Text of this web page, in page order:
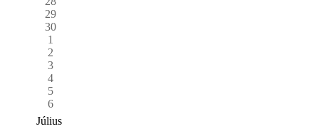
29
30
1
2
3
4
5
6
Július